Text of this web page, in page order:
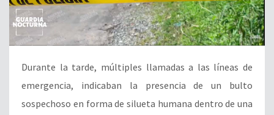
Durante la tarde, múltiples llamadas a las líneas de
emergencia, indicaban la presencia de un bulto
sospechoso en forma de silueta humana dentro de una